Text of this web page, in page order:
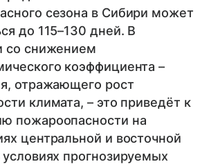
сезона в Сибири может
до 115–130 дней. В
со снижением
коэффициента –
отражающего рост
климата, – это приведёт к
пожароопасности на
центральной и восточной
прогнозируемых